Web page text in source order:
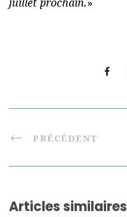
PRÉCÉDENT
Articles similaires